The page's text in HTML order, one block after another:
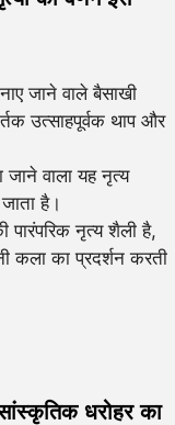
जाने वाले बैसाखी
उत्साहपूर्वक थाप और
जाने वाला यह नृत्य
है।
पारंपरिक नृत्य शैली है,
कला का प्रदर्शन करती
धरोहर का